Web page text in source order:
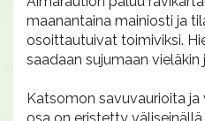
maanantaina mainiosti ja
osoittautuivat toimiviksi.
saadaan sujumaan vieläkin
Katsomon savuvaurioita